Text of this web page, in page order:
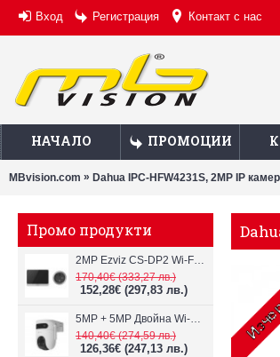
Вход Регистрация Контакт с нас
НАЧАЛО ПРОМОЦИИ
MBvision.com » Dahua IPC-HFW4231S, 2MP IP
Промо продукти
2MP Ezviz CS-DP2 Wi-Fi видеодомофон
170,40€(333,27 лв.)
152,28€ (297,83 лв.)
5MP + 5MP Двойна Wi-Fi IP камера с два обектива Ezviz CS-H9c
140,40€(274,59 лв.)
126,36€ (247,13 лв.)